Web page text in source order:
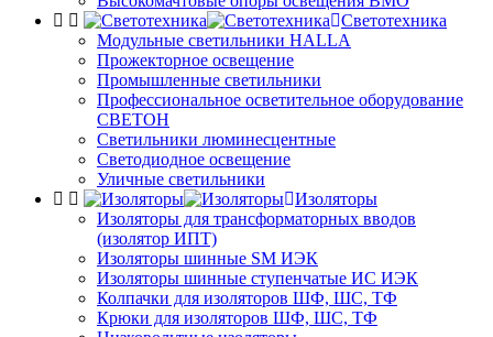
Светотехника
Модульные светильники HALLA
Прожекторное освещение
Промышленные светильники
Профессиональное осветительное оборудование
СВЕТОН
Светильники люминесцентные
Светодиодное освещение
Уличные светильники
Изоляторы
Изоляторы для трансформаторных вводов
(изолятор ИПТ)
Изоляторы шинные SM ИЭК
Изоляторы шинные ступенчатые ИС ИЭК
Колпачки для изоляторов ШФ, ШС, ТФ
Крюки для изоляторов ШФ, ШС, ТФ